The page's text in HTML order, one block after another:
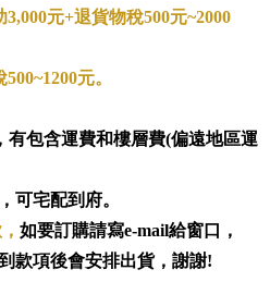
元+退貨物稅500元~2000
元。
有包含運費和樓層費(偏遠地區運
可宅配到府。
， 如要訂購請寫e-mail給窗口，
款項後會安排出貨，謝謝!